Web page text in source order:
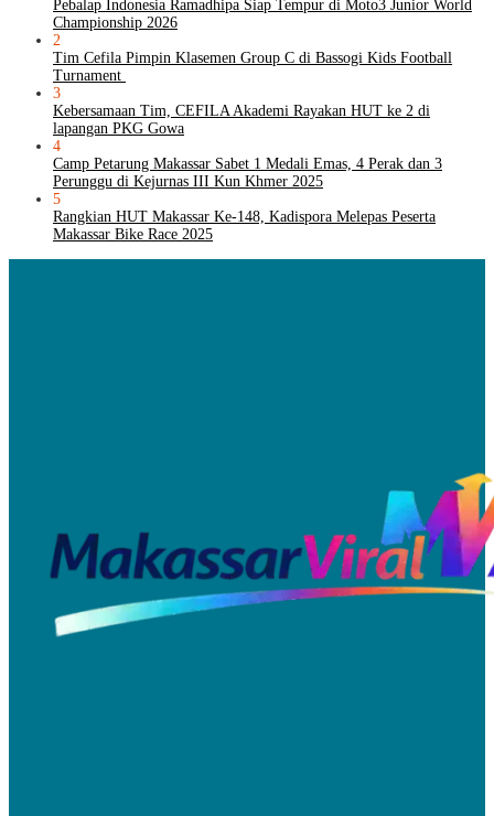
Pebalap Indonesia Ramadhipa Siap Tempur di Moto3 Junior World
Championship 2026
2
Tim Cefila Pimpin Klasemen Group C di Bassogi Kids Football
Turnament
3
Kebersamaan Tim, CEFILA Akademi Rayakan HUT ke 2 di
lapangan PKG Gowa
4
Camp Petarung Makassar Sabet 1 Medali Emas, 4 Perak dan 3
Perunggu di Kejurnas III Kun Khmer 2025
5
Rangkian HUT Makassar Ke-148, Kadispora Melepas Peserta
Makassar Bike Race 2025